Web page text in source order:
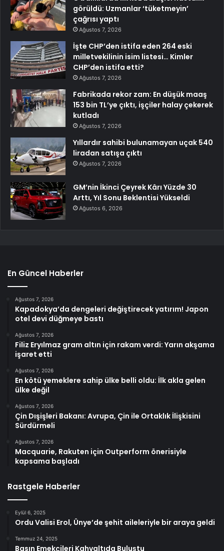
görüldü: Uzmanlar ‘tüketmeyin’
çağrısı yaptı
Ağustos 7, 2026
İşte CHP’den istifa eden 264 eski
milletvekilinin isim listesi… Kimler
CHP’den istifa etti?
Ağustos 7, 2026
Fabrikada rekor zam: En düşük maaş
153 bin TL’ye çıktı, işçiler halay çekerek
kutladı
Ağustos 7, 2026
Yıllardır sahibi bulunamayan uçak 540
liradan satışa çıktı
Ağustos 7, 2026
GM’nin İkinci Çeyrek Kârı Yüzde 30
Arttı, Yıl Sonu Beklentisi Yükseldi
Ağustos 6, 2026
En Güncel Haberler
Ağustos 7, 2026
Kapadokya’da dengeleri değiştirecek yatırım! Japon
otel devi düğmeye bastı
Ağustos 7, 2026
Filiz Eryılmaz gram altın için rakam verdi: Yarın akşama
işaret etti
Ağustos 7, 2026
En kötü yemeklere sahip ülke belli oldu: İlk akla gelen
ülke değil
Ağustos 7, 2026
Çin Dışişleri Bakanı: Avrupa, Çin ile Ortaklık İlişkisini
Sürdürmeli
Ağustos 7, 2026
Macquarie, Rakuten için Outperform önerisiyle
kapsama başladı
Rastgele Haberler
Eylül 6, 2025
Ordu Valisi Erol, Ünye’de şehit aileleriyle bir araya geldi
Temmuz 24, 2025
Basın Emekçileri Kahvaltıda Buluştu